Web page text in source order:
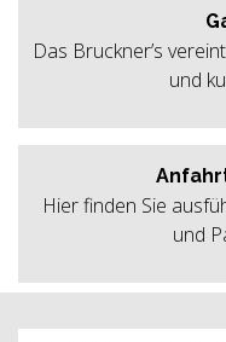
Das Bruckner’s
und
Hier finden Sie
und